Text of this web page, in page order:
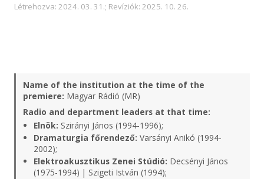
Létrehozva: 2024. 03. 31.; Revíziók: 2025. 10. 26.
Name of the institution at the time of the
premiere: Magyar Rádió (MR)
Radio and department leaders at that time:
Elnök: Szirányi János (1994-1996);
Dramaturgia főrendező: Varsányi Anikó (1994-
2002);
Elektroakusztikus Zenei Stúdió: Decsényi János
(1975-1994) | Szigeti István (1994);